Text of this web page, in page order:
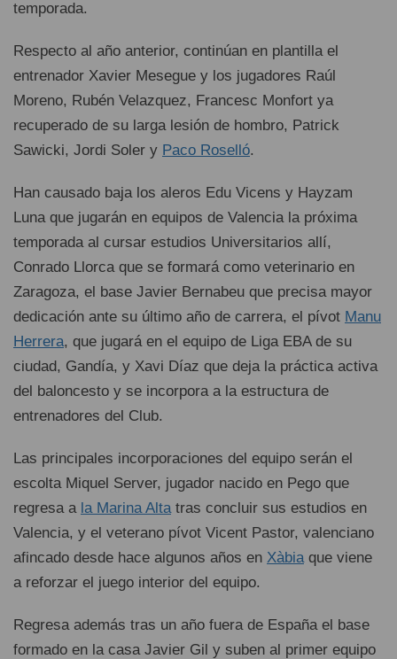
temporada.
Respecto al año anterior, continúan en plantilla el
entrenador Xavier Mesegue y los jugadores Raúl
Moreno, Rubén Velazquez, Francesc Monfort ya
recuperado de su larga lesión de hombro, Patrick
Sawicki, Jordi Soler y Paco Roselló.
Han causado baja los aleros Edu Vicens y Hayzam
Luna que jugarán en equipos de Valencia la próxima
temporada al cursar estudios Universitarios allí,
Conrado Llorca que se formará como veterinario en
Zaragoza, el base Javier Bernabeu que precisa mayor
dedicación ante su último año de carrera, el pívot Manu
Herrera, que jugará en el equipo de Liga EBA de su
ciudad, Gandía, y Xavi Díaz que deja la práctica activa
del baloncesto y se incorpora a la estructura de
entrenadores del Club.
Las principales incorporaciones del equipo serán el
escolta Miquel Server, jugador nacido en Pego que
regresa a la Marina Altatras concluir sus estudios en
Valencia, y el veterano pívot Vicent Pastor, valenciano
afincado desde hace algunos años en Xàbiaque viene
a reforzar el juego interior del equipo.
Regresa además tras un año fuera de España el base
formado en la casa Javier Gil y suben al primer equipo